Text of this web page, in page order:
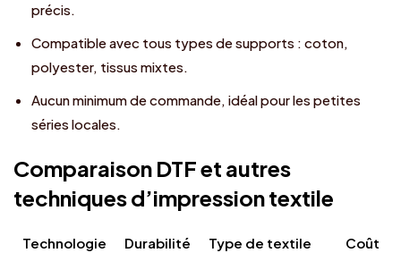
précis.
Compatible avec tous types de supports : coton,
polyester, tissus mixtes.
Aucun minimum de commande, idéal pour les petites
séries locales.
Comparaison DTF et autres
techniques d’impression textile
Technologie Durabilité Type de textile Coût